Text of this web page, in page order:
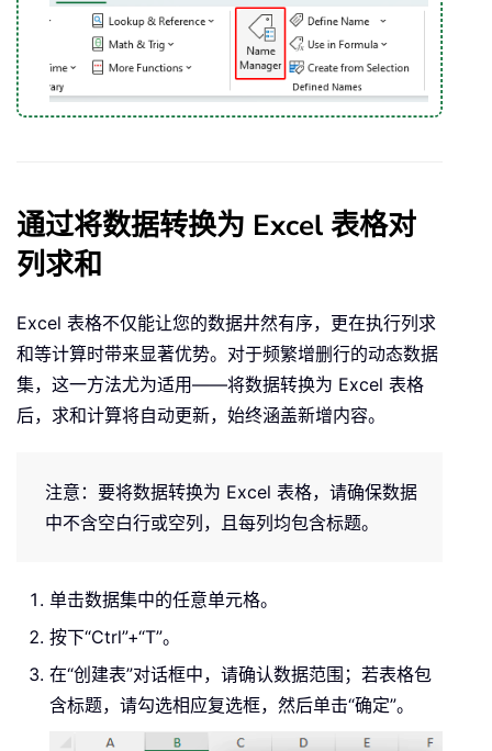
通过将数据转换为 Excel 表格对
列求和
Excel 表格不仅能让您的数据井然有序，更在执行列求
和等计算时带来显著优势。对于频繁增删行的动态数据
集，这一方法尤为适用——将数据转换为 Excel 表格
后，求和计算将自动更新，始终涵盖新增内容。
注意：要将数据转换为 Excel 表格，请确保数据
中不含空白行或空列，且每列均包含标题。
单击数据集中的任意单元格。
按下“Ctrl”+“T”。
在“创建表”对话框中，请确认数据范围；若表格包
含标题，请勾选相应复选框，然后单击“确定”。